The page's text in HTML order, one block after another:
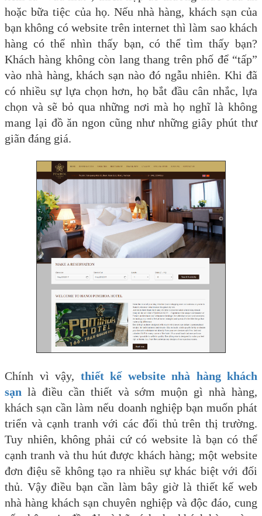
hoặc bữa tiệc của họ. Nếu nhà hàng, khách sạn của
bạn không có website trên internet thì làm sao khách
hàng có thể nhìn thấy bạn, có thể tìm thấy bạn?
Khách hàng không còn lang thang trên phố để “tấp”
vào nhà hàng, khách sạn nào đó ngẫu nhiên. Khi đã
có nhiều sự lựa chọn hơn, họ bắt đầu cân nhắc, lựa
chọn và sẽ bỏ qua những nơi mà họ nghĩ là không
mang lại đồ ăn ngon cũng như những giây phút thư
giãn đáng giá.
Chính vì vậy, thiết kế website nhà hàng khách
sạn là điều cần thiết và sớm muộn gì nhà hàng,
khách sạn cần làm nếu doanh nghiệp bạn muốn phát
triển và cạnh tranh với các đối thủ trên thị trường.
Tuy nhiên, không phải cứ có website là bạn có thể
cạnh tranh và thu hút được khách hàng; một website
đơn điệu sẽ không tạo ra nhiều sự khác biệt với đối
thủ. Vậy điều bạn cần làm bây giờ là thiết kế web
nhà hàng khách sạn chuyên nghiệp và độc đáo, cung